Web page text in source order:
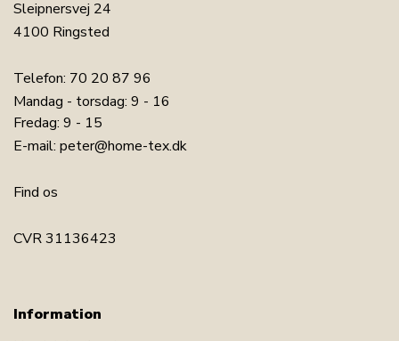
Sleipnersvej 24
4100 Ringsted
Telefon: 70 20 87 96
Mandag - torsdag: 9 - 16
Fredag: 9 - 15
E-mail: peter@home-tex.dk
Find os
CVR 31136423
Information